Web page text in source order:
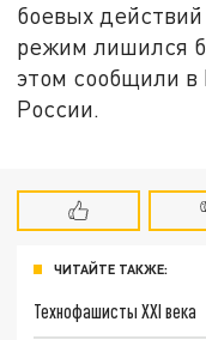
боевых
режим лишился
этом сообщили
России.
ЧИТАЙТЕ ТАКЖЕ:
Технофашисты XXI века